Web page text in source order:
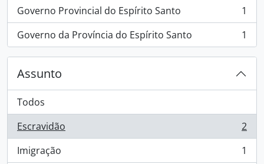
Governo Provincial do Espírito Santo
, 1 resultados
1
Governo da Província do Espírito Santo
, 1 resultados 1
Assunto
Todos
Escravidão
, 2 resultados
2
Imigração
, 1 resultados
1